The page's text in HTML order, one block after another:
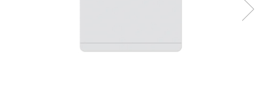
Redresoare auto, moto, barci si